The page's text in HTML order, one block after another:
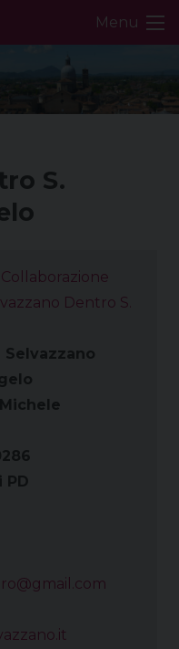
Menu
S.
Collaborazione
Dentro S.
Selvazzano
PD